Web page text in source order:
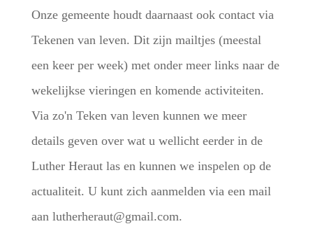
Onze gemeente houdt daarnaast ook contact via
Tekenen van leven. Dit zijn mailtjes (meestal
een keer per week) met onder meer links naar de
wekelijkse vieringen en komende activiteiten.
Via zo'n Teken van leven kunnen we meer
details geven over wat u wellicht eerder in de
Luther Heraut las en kunnen we inspelen op de
actualiteit. U kunt zich aanmelden via een mail
aan lutherheraut@gmail.com.